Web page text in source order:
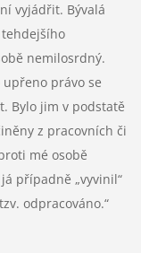
vyjádřit. Bývalá
nemilosrdný.
právo se
Bylo jim v podstatě
z pracovních či
mé osobě
případně „vyvinil“
odpracováno.“